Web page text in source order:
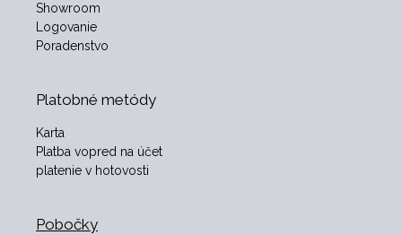
Showroom
Logovanie
Poradenstvo
Platobné metódy
Karta
Platba vopred na účet
platenie v hotovosti
Pobočky